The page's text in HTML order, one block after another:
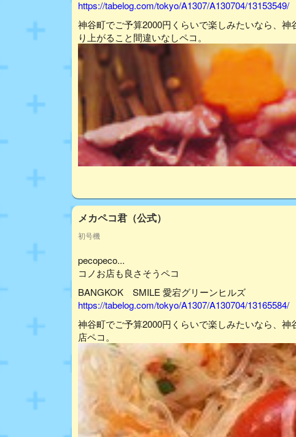
https://tabelog.com/tokyo/A1307/A130704/13153549/
神谷町でご予算2000円くらいで楽しみたいなら、
り上がること間違いなしペコ。
メカペコ君（公式）
初号機
pecopeco...
コノお店も良さそうペコ
BANGKOK SMILE 愛宕グリーンヒルズ
https://tabelog.com/tokyo/A1307/A130704/13165584/
神谷町でご予算2000円くらいで楽しみたいなら、
店ペコ。